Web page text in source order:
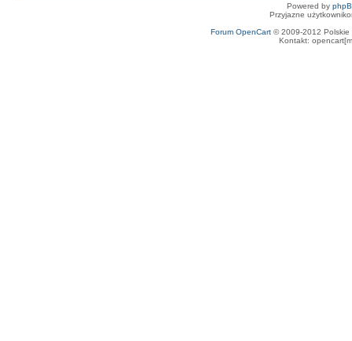
Powered by
Przyjazne
Forum OpenCart© 2009-2012 Polskie
Kontakt: